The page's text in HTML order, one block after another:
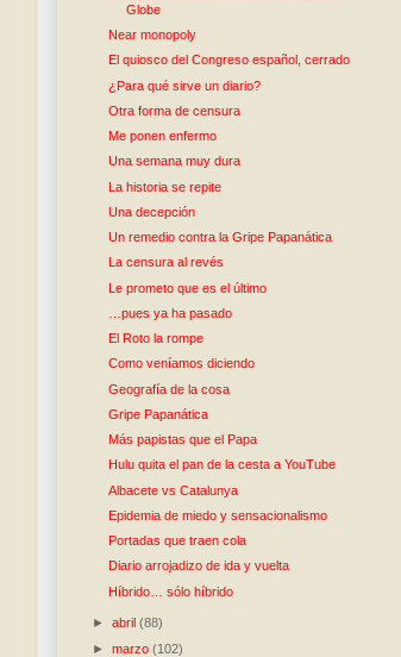
Globe
Near monopoly
El quiosco del Congreso español, cerrado
¿Para qué sirve un diario?
Otra forma de censura
Me ponen enfermo
Una semana muy dura
La historia se repite
Una decepción
Un remedio contra la Gripe Papanática
La censura al revés
Le prometo que es el último
…pues ya ha pasado
El Roto la rompe
Como veníamos diciendo
Geografía de la cosa
Gripe Papanática
Más papistas que el Papa
Hulu quita el pan de la cesta a YouTube
Albacete vs Catalunya
Epidemia de miedo y sensacionalismo
Portadas que traen cola
Diario arrojadizo de ida y vuelta
Híbrido… sólo híbrido
►abril(88)
►marzo(102)